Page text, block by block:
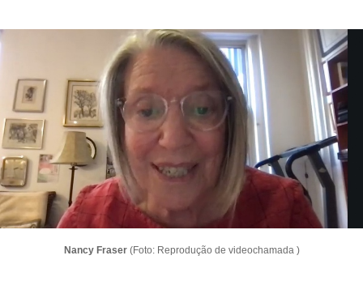
Nancy Fraser(Foto: Reprodução de videochamada )